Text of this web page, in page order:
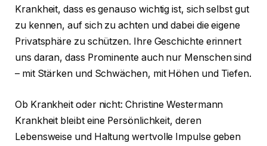
Krankheit, dass es genauso wichtig ist, sich selbst gut
zu kennen, auf sich zu achten und dabei die eigene
Privatsphäre zu schützen. Ihre Geschichte erinnert
uns daran, dass Prominente auch nur Menschen sind
– mit Stärken und Schwächen, mit Höhen und Tiefen.
Ob Krankheit oder nicht: Christine Westermann
Krankheit bleibt eine Persönlichkeit, deren
Lebensweise und Haltung wertvolle Impulse geben